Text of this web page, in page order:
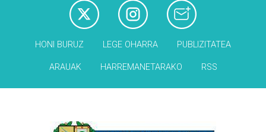
HONI BURUZ LEGE OHARRA PUBLIZITATEA
ARAUAK HARREMANETARAKO RSS